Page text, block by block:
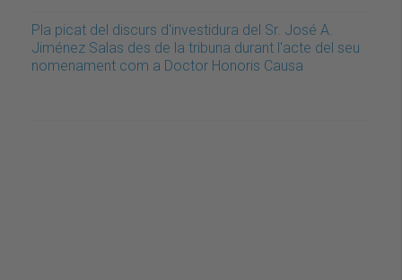
Pla picat del discurs d'investidura del Sr. José A.
Jiménez Salas des de la tribuna durant l'acte del seu
nomenament com a Doctor Honoris Causa